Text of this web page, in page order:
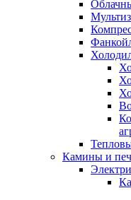
Камины и